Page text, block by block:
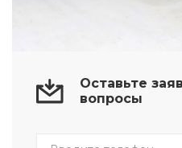
Оставьте
вопросы